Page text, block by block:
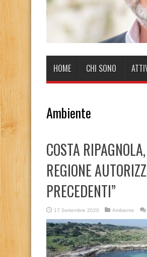
HOME CHI SONO
Ambiente
COSTA
REGIONE
PRECEDENTI”
17 Settembre 2020 Ambiente